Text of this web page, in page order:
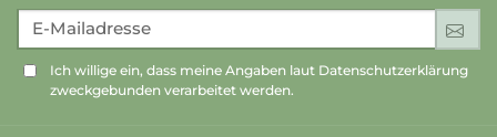
E-Mailadresse
Ich willige ein, dass meine Angaben laut Datenschutzerklärung
zweckgebunden verarbeitet werden.